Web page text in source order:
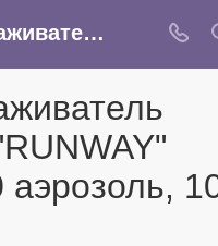
Размораживатель замков "RUNWAY" RW6010 аэрозоль, 100 мл /24 - купить в интернет-магазине Армина
аэрозоль,